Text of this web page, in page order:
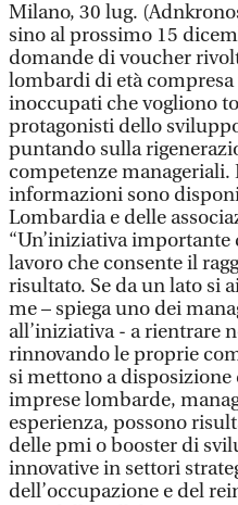
Milano, 30 lug.
sino al prossimo 15
domande di voucher
lombardi di età compresa
inoccupati che vogliono
protagonisti dello
puntando sulla
competenze manageriali.
informazioni sono
Lombardia e delle
“Un’iniziativa
lavoro che consente il
risultato. Se da un lato si
me – spiega uno dei
all’iniziativa - a rientrare
rinnovando le proprie
si mettono a
imprese lombarde,
esperienza, possono
delle pmi o booster di
innovative in settori
dell’occupazione e del